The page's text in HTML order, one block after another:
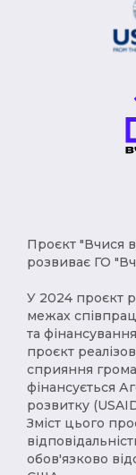
Проєкт "Вчися
розвиває ГО
У 2024 проєкт
межах
та
проєкт
сприяння
фінансується
розвитку
Зміст цього
обов'язково